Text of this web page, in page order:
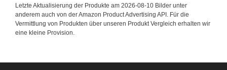
Letzte Aktualisierung der Produkte am 2026-08-10 Bilder unter
anderem auch von der Amazon Product Advertising API. Für die
Vermittlung von Produkten über unseren Produkt Vergleich erhalten wir
eine kleine Provision.